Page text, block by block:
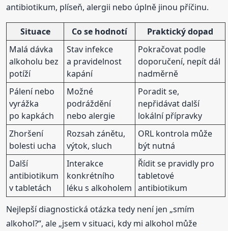
antibiotikum, plíseň, alergii nebo úplně jinou příčinu.
Situace Co se hodnotí
Praktický dopad
Malá dávka
alkoholu bez
potíží
Stav infekce
a pravidelnost
kapání
Pokračovat podle
doporučení, nepít dál
nadměrně
Pálení nebo
vyrážka
po kapkách
Možné
podráždění
nebo alergie
Poradit se,
nepřidávat další
lokální přípravky
Zhoršení
bolesti ucha
Rozsah zánětu,
výtok, sluch
ORL kontrola může
být nutná
Další
antibiotikum
v tabletách
Interakce
konkrétního
léku s alkoholem
Řídit se pravidly pro
tabletové
antibiotikum
Nejlepší diagnostická otázka tedy není jen „smím
alkohol?“, ale „jsem v situaci, kdy mi alkohol může